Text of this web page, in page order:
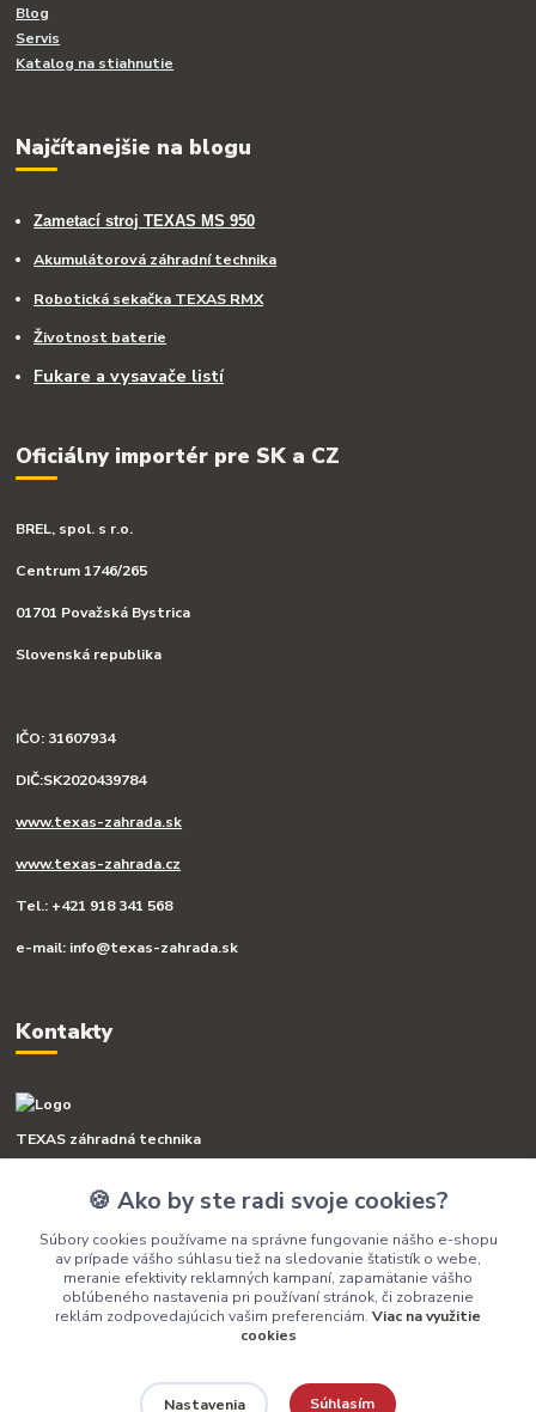
Blog
Servis
Katalog na stiahnutie
Najčítanejšie na blogu
Zametací stroj TEXAS MS 950
Akumulátorová záhradní technika
Robotická sekačka TEXAS RMX
Životnost baterie
Fukare a vysavače listí
Oficiálny importér pre SK a CZ
BREL, spol. s r.o.
Centrum 1746/265
01701 Považská Bystrica
Slovenská republika
IČO: 31607934
DIČ:SK2020439784
www.texas-zahrada.sk
www.texas-zahrada.cz
Tel.: +421 918 341 568
e-mail: info@texas-zahrada.sk
Kontakty
TEXAS záhradná technika
+421 918 341 568
info@texas-zahrada.sk
🍪 Ako by ste radi svoje cookies?
Súbory cookies používame na správne fungovanie nášho e-shopu
av prípade vášho súhlasu tiež na sledovanie štatistík o webe,
meranie efektivity reklamných kampaní, zapamätanie vášho
obľúbeného nastavenia pri používaní stránok, či zobrazenie
reklám zodpovedajúcich vašim preferenciám. Viac na využitie
cookies
Nastavenia Súhlasím